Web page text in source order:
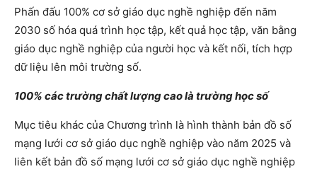
Phấn đấu 100% cơ sở giáo dục nghề nghiệp đến năm
2030 số hóa quá trình học tập, kết quả học tập, văn bằng
giáo dục nghề nghiệp của người học và kết nối, tích hợp
dữ liệu lên môi trường số.
100% các trường chất lượng cao là trường học số
Mục tiêu khác của Chương trình là hình thành bản đồ số
mạng lưới cơ sở giáo dục nghề nghiệp vào năm 2025 và
liên kết bản đồ số mạng lưới cơ sở giáo dục nghề nghiệp